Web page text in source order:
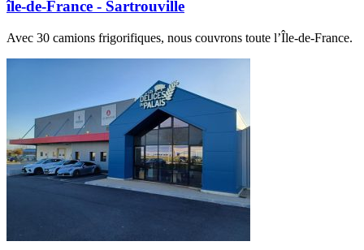
île-de-France - Sartrouville
Avec 30 camions frigorifiques, nous couvrons toute l’Île-de-France.